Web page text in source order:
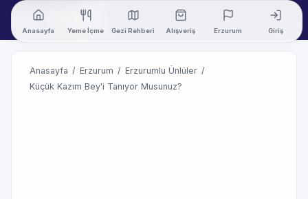
Anasayfa Yeme İçme Gezi Rehberi Alışveriş Erzurum Giriş
Anasayfa / Erzurum / Erzurumlu Ünlüler /
Küçük Kazım Bey'i Tanıyor Musunuz?